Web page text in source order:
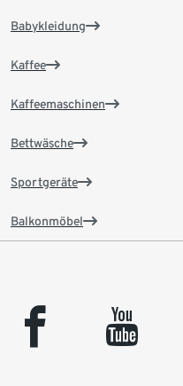
Babykleidung
Kaffee
Kaffeemaschinen
Bettwäsche
Sportgeräte
Balkonmöbel
facebook youtube